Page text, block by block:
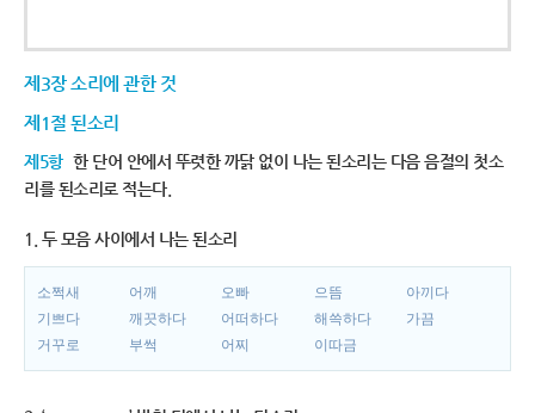
제3장 소리에 관한 것
제1절 된소리
제5항 한 단어 안에서 뚜렷한 까닭 없이 나는 된소리는 다음 음절의 첫소
리를 된소리로 적는다.
1. 두 모음 사이에서 나는 된소리
소쩍새 어깨 오빠 으뜸
아끼다
기쁘다
깨끗하다 어떠하다 해쓱하다
가끔
거꾸로
부썩 어찌 이따금